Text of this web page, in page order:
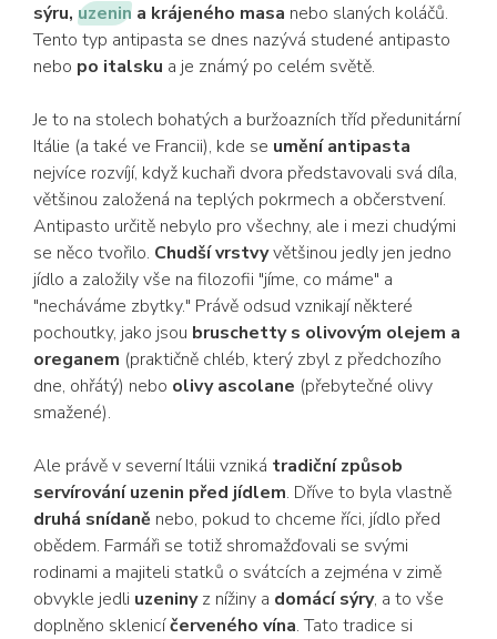
sýru, uzenin a krájeného masa nebo slaných koláčů.
Tento typ antipasta se dnes nazývá studené antipasto
nebo po italsku a je známý po celém světě.
Je to na stolech bohatých a buržoazních tříd předunitární
Itálie (a také ve Francii), kde se umění antipasta
nejvíce rozvíjí, když kuchaři dvora představovali svá díla,
většinou založená na teplých pokrmech a občerstvení.
Antipasto určitě nebylo pro všechny, ale i mezi chudými
se něco tvořilo. Chudší vrstvyvětšinou jedly jen jedno
jídlo a založily vše na filozofii "jíme, co máme" a
"necháváme zbytky." Právě odsud vznikají některé
pochoutky, jako jsou bruschetty s olivovým olejem a
oreganem (praktičně chléb, který zbyl z předchozího
dne, ohřátý) nebo olivy ascolane (přebytečné olivy
smažené).
Ale právě v severní Itálii vzniká tradiční způsob
servírování uzenin před jídlem. Dříve to byla vlastně
druhá snídaně nebo, pokud to chceme říci, jídlo před
obědem. Farmáři se totiž shromažďovali se svými
rodinami a majiteli statků o svátcích a zejména v zimě
obvykle jedli uzeninyz nížiny a domácí sýry, a to vše
doplněno sklenicíčerveného vína. Tato tradice si